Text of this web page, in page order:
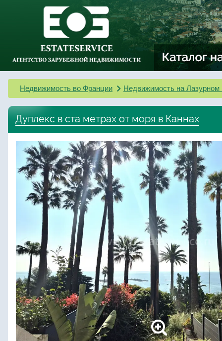
Недвижимость во Франции Недвижимость на Лазурном
Дуплекс в ста метрах от моря в Каннах